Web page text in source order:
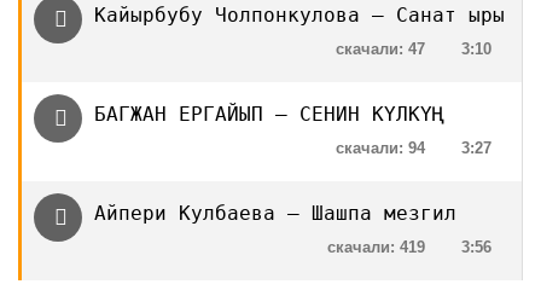
Кайырбубу Чолпонкулова — Санат ыры
3:10
скачали: 47
БАГЖАН ЕРГАЙЫП — СЕНИН КҮЛКҮҢ
3:27
скачали: 94
Айпери Кулбаева — Шашпа мезгил
3:56
скачали: 419